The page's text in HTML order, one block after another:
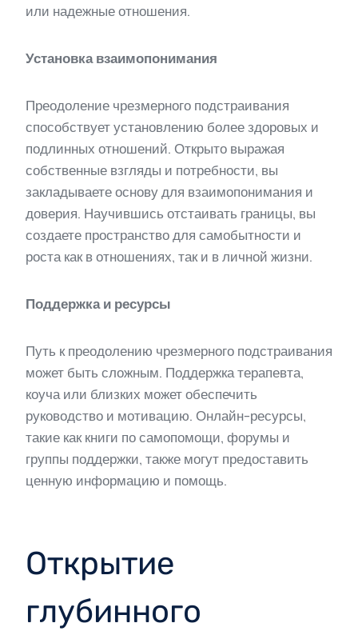
или надежные отношения.
Установка взаимопонимания
Преодоление чрезмерного подстраивания
способствует установлению более здоровых и
подлинных отношений. Открыто выражая
собственные взгляды и потребности, вы
закладываете основу для взаимопонимания и
доверия. Научившись отстаивать границы, вы
создаете пространство для самобытности и
роста как в отношениях, так и в личной жизни.
Поддержка и ресурсы
Путь к преодолению чрезмерного подстраивания
может быть сложным. Поддержка терапевта,
коуча или близких может обеспечить
руководство и мотивацию. Онлайн-ресурсы,
такие как книги по самопомощи, форумы и
группы поддержки, также могут предоставить
ценную информацию и помощь.
Открытие
глубинного